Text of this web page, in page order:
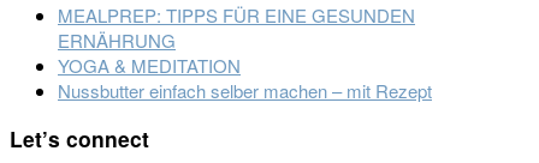
MEALPREP: TIPPS FÜR EINE GESUNDEN
ERNÄHRUNG
YOGA & MEDITATION
Nussbutter einfach selber machen – mit Rezept
Footer
Let’s connect